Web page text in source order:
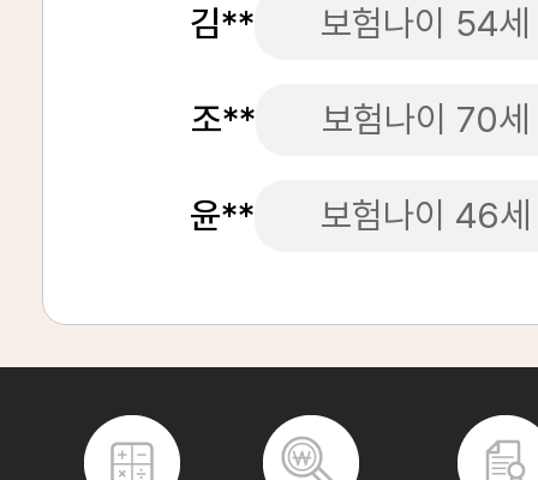
김** 보험나이 54세
조** 보험나이 70세
윤** 보험나이 46세
보험나이 41세